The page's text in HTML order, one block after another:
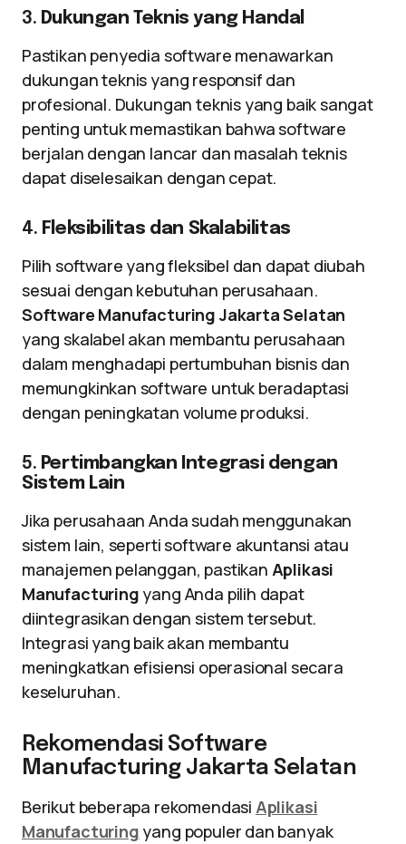
3. Dukungan Teknis yang Handal
Pastikan penyedia software menawarkan
dukungan teknis yang responsif dan
profesional. Dukungan teknis yang baik sangat
penting untuk memastikan bahwa software
berjalan dengan lancar dan masalah teknis
dapat diselesaikan dengan cepat.
4. Fleksibilitas dan Skalabilitas
Pilih software yang fleksibel dan dapat diubah
sesuai dengan kebutuhan perusahaan.
Software Manufacturing Jakarta Selatan
yang skalabel akan membantu perusahaan
dalam menghadapi pertumbuhan bisnis dan
memungkinkan software untuk beradaptasi
dengan peningkatan volume produksi.
5. Pertimbangkan Integrasi dengan
Sistem Lain
Jika perusahaan Anda sudah menggunakan
sistem lain, seperti software akuntansi atau
manajemen pelanggan, pastikan Aplikasi
Manufacturing yang Anda pilih dapat
diintegrasikan dengan sistem tersebut.
Integrasi yang baik akan membantu
meningkatkan efisiensi operasional secara
keseluruhan.
Rekomendasi Software
Manufacturing Jakarta Selatan
Berikut beberapa rekomendasi Aplikasi
Manufacturing yang populer dan banyak